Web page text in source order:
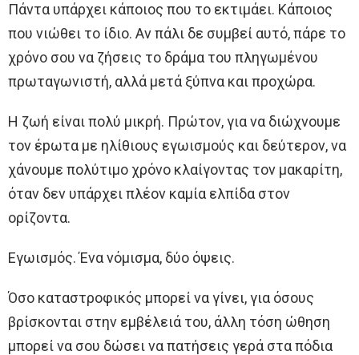
Πάντα υπάρχει κάποιος που το εκτιμάει. Κάποιος
που νιώθει το ίδιο. Αν πάλι δε συμβεί αυτό, πάρε το
χρόνο σου να ζήσεις το δράμα του πληγωμένου
πρωταγωνιστή, αλλά μετά ξύπνα και προχώρα.
Η ζωή είναι πολύ μικρή. Πρώτον, για να διώχνουμε
τον έpωτα με ηλίθιους εγωισμούς και δεύτερον, να
χάνουμε πολύτιμο χρόνο κλαίγοντας τον μακαρίτη,
όταν δεν υπάρχει πλέον καμία ελπίδα στον
ορίζοντα.
Εγωισμός. Ένα νόμισμα, δύο όψεις.
Όσο καταστροφικός μπορεί να γίνει, για όσους
βρίσκονται στην εμβέλειά του, άλλη τόση ώθηση
μπορεί να σου δώσει να πατήσεις γερά στα πόδια